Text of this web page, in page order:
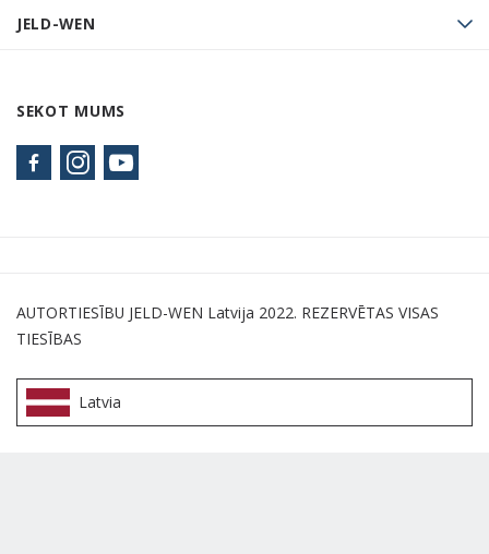
JELD-WEN
SEKOT MUMS
AUTORTIESĪBU JELD-WEN Latvija 2022. REZERVĒTAS VISAS
TIESĪBAS
Latvia